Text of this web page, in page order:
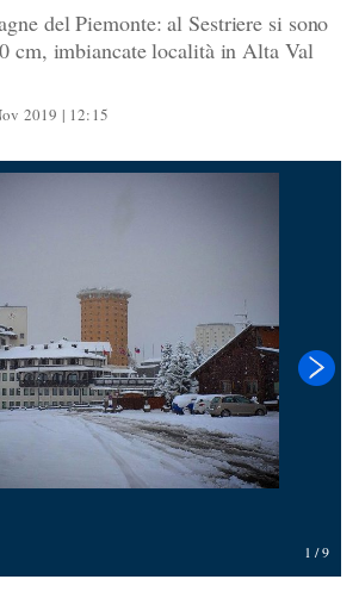
del Piemonte: al Sestriere si sono
cm, imbiancate località in Alta Val
2019 | 12:15
1 /9